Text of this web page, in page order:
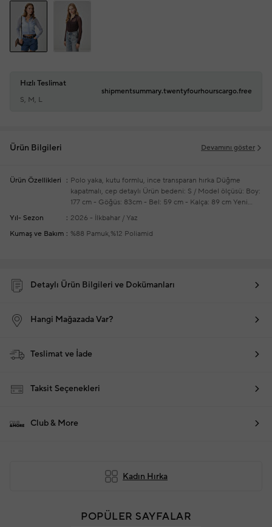
Hızlı Teslimat
S, M, L
shipmentsummary.twentyfourhourscargo.free
Ürün Bilgileri Devamını göster
Ürün Özellikleri Polo yaka, kutu formlu, ince transparan hırka Düğme
kapatmalı, cep detaylı Ürün bedeni: S / Model ölçüsü: Boy:
177 cm - Göğüs: 83cm - Bel: 59 cm - Kalça: 89 cm Yeni
sezon hazır giyim alışverişlerinizde ücretsiz tadilat
Yıl- Sezon
2026 - İlkbahar / Yaz
Kumaş ve Bakım
%88 Pamuk,%12 Poliamid
Detaylı Ürün Bilgileri ve Dokümanları
Hangi Mağazada Var?
Teslimat ve İade
Taksit Seçenekleri
Club & More
Kadın Hırka
POPÜLER SAYFALAR